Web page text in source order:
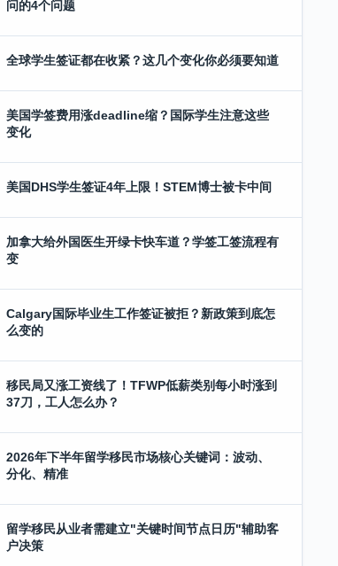
问的4个问题
全球学生签证都在收紧？这几个变化你必须要知道
美国学签费用涨deadline缩？国际学生注意这些
变化
美国DHS学生签证4年上限！STEM博士被卡中间
加拿大给外国医生开绿卡快车道？学签工签流程有
变
Calgary国际毕业生工作签证被拒？新政策到底怎
么变的
移民局又涨工资线了！TFWP低薪类别每小时涨到
37刀，工人怎么办？
2026年下半年留学移民市场核心关键词：波动、
分化、精准
留学移民从业者需建立"关键时间节点日历"辅助客
户决策